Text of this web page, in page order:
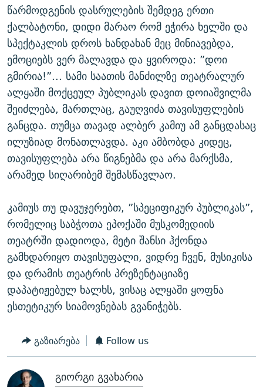
წარმოდგენის დასრულების შემდეგ ერთი
ქალბატონი, დიდი მარაო რომ ეჭირა ხელში და
სპექტაკლის დროს ხანდახან მეც მინიავებდა,
ემოციებს ვერ მალავდა და ყვიროდა: ”დოი
გმირია!”... სამი საათის მანძილზე თეატრალურ
ალყაში მოქცეულ პუბლიკას დავით დოიაშვილმა
შეიძლება, მართლაც, გაუღვიძა თავისუფლების
განცდა. თუმცა თავად ალბერ კამიუ ამ განცდასაც
ილუზიად მონათლავდა. აკი ამბობდა კიდეც,
თავისუფლება არა წიგნებმა და არა მარქსმა,
არამედ სიღარიბემ შემასწავლაო.
კამიუს თუ დავუჯერებთ, ”სპეციფიკურ პუბლიკას”,
რომელიც საბჭოთა ეპოქაში მუსკომედიის
თეატრში დადიოდა, მეტი შანსი ჰქონდა
გამხდარიყო თავისუფალი, ვიდრე ჩვენ, მუსიკისა
და დრამის თეატრის პრეზენტაციაზე
დაპატიჟებულ ხალხს, ვისაც ალყაში ყოფნა
ესთეტიკურ სიამოვნებას გვანიჭებს.
გაზიარება Follow us
გიორგი გვახარია